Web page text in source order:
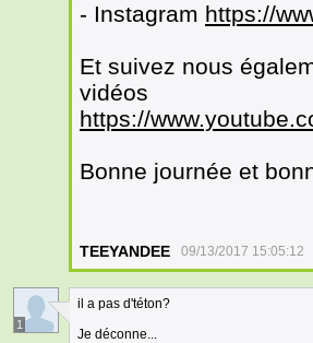
- Instagram https://
Et suivez nous
vidéos
https://
Bonne journée et
TEEYANDEE 09/13/2017 15:05:12
1
il a pas d'téton?
Je déconne...